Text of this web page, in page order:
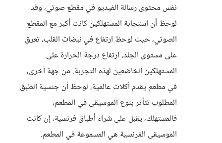
نفس محتوى رسالة الفيديو في مقطع صوتي، وقد
لوحظ أن استجابة المستهلكين كانت أكبر مع المقطع
الصوتي، حيث لوحظ ارتفاع في نبضات القلب، تعرق
على مستوى الجلد، ارتفاع درجة الحرارة على
المستهلكين الخاضعين لهذه التجربة. من جهة أخرى،
في مطعم يقدم أكلات عالمية، لوحظ أن جنسية الطبق
المطلوب تتأثر بنوع الموسيقى في المطعم،
فالمستهلك، يقبل على شراء أطباق فرنسية، إن كانت
الموسيقى الفرنسية هي المسموعة في المطعم.